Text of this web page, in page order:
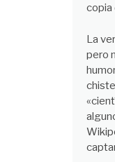
copia
La
pero